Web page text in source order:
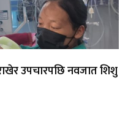
उपचारपछि नवजात शिशु